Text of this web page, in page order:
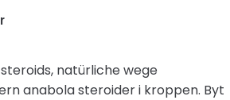
natürliche wege
anabola steroider i kroppen. Byt